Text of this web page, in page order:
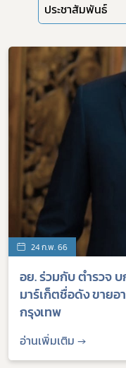
ประชาสัมพันธ์
24 ก.พ. 66
อย. ร่วมกับ ตำรวจ
มาร์เก็ตชื่อดัง ขายอ
กรุงเทพ
อ่านเพิ่มเติม →